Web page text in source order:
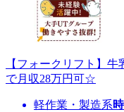
【フォークリフト】
で月収28万円可☆
軽作業・製造系